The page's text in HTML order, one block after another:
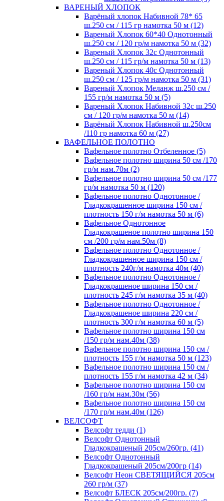
ВАРЕНЫЙ ХЛОПОК
Варёный хлопок Набивной 78* 65
ш.250 см / 115 гр намотка 50 м (12)
Вареный Хлопок 60*40 Однотонный
ш.250 см / 120 гр/м намотка 50 м (32)
Вареный Хлопок 32с Однотонный
ш.250 см / 115 гр/м намотка 50 м (13)
Вареный Хлопок 40с Однотонный
ш.250 см / 125 гр/м намотка 50 м (31)
Вареный Хлопок Меланж ш.250 см /
155 гр/м намотка 50 м (5)
Вареный Хлопок Набивной 32с ш.250
см / 120 гр/м намотка 50 м (14)
Варёный Хлопок Набивной ш.250см
/110 гр намотка 60 м (27)
ВАФЕЛЬНОЕ ПОЛОТНО
Вафельное полотно Отбеленное (5)
Вафельное полотно ширина 50 см /170
гр/м нам.70м (2)
Вафельное полотно ширина 50 см /177
гр/м намотка 50 м (120)
Вафельное полотно Однотонное /
Гладкокрашенное ширина 150 см /
плотность 150 г/м намотка 50 м (6)
Вафельное Однотонное
Гладкокрашеное полотно ширина 150
см /200 гр/м нам.50м (8)
Вафельное полотно Однотонное /
Гладкокрашенное ширина 150 см /
плотность 240г/м намотка 40м (40)
Вафельное полотно Однотонное /
Гладкокрашеное ширина 150 см /
плотность 245 г/м намотка 35 м (40)
Вафельное полотно Однотонное /
Гладкокрашеное ширина 220 см /
плотность 300 г/м намотка 60 м (5)
Вафельное полотно ширина 150 см
/150 гр/м нам.40м (38)
Вафельное полотно ширина 150 см /
плотность 155 г/м намотка 50 м (123)
Вафельное полотно ширина 150 см /
плотность 155 г/м намотка 42 м (34)
Вафельное полотно ширина 150 см
/160 гр/м нам.30м (56)
Вафельное полотно ширина 150 см
/170 гр/м нам.40м (126)
ВЕЛСОФТ
Велсофт тедди (1)
Велсофт Однотонный
Гладкокрашеный 205см/260гр. (41)
Велсофт Однотонный
Гладкокрашеный 205см/200гр (14)
Велсофт Неон СВЕТЯЩИЙСЯ 205см
260 гр/м (37)
Велсофт БЛЕСК 205см/200гр. (7)